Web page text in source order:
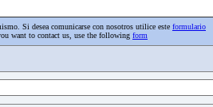
Si desea comunicarse con nosotros utilice este formulario
want to contact us, use the following form